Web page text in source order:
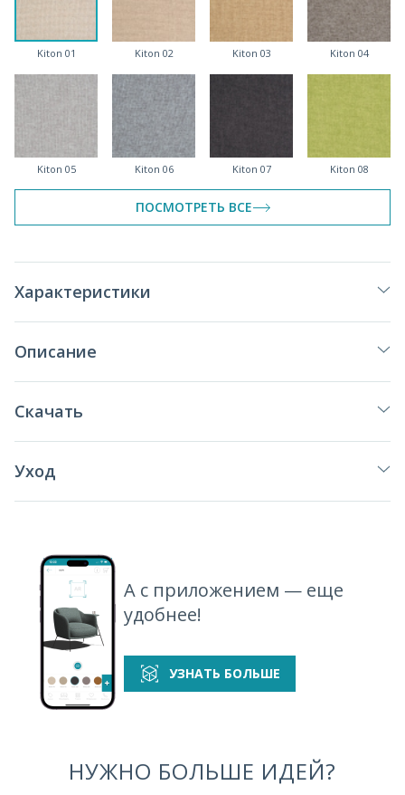
Kiton 01 Kiton 02 Kiton 03 Kiton 04
Kiton 05 Kiton 06 Kiton 07 Kiton 08
ПОСМОТРЕТЬ ВСЕ
Характеристики
Описание
Скачать
Уход
А с приложением — еще
удобнее!
УЗНАТЬ БОЛЬШЕ
НУЖНО БОЛЬШЕ ИДЕЙ?